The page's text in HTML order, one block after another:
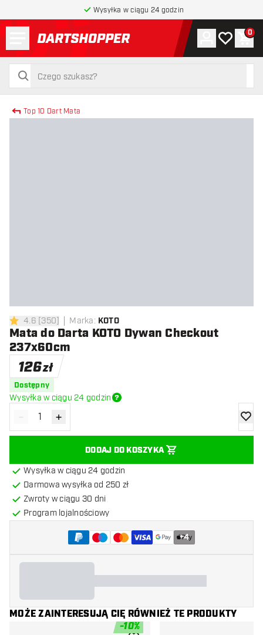
Wysyłka w ciągu 24 godzin
powrót do strony głównej
szukaj
szukaj
Konto
Moja lista
0
Top 10 Dart Mata
4.6 gwiazdki oceny
4.6 [350] Marka: KOTO
Mata do Darta KOTO Dywan Checkout
237x60cm
126zł
Dostępny
Wysyłka w ciągu 24 godzin
Zmniejsz ilość
- Zwiększ ilość
+
DODAJ DO KOSZYKA
Wysyłka w ciągu 24 godzin
Darmowa wysyłka od 250 zł
Zwroty w ciągu 30 dni
Program lojalnościowy
+4
MOŻE ZAINTERESUJĄ CIĘ RÓWNIEŻ TE PRODUKTY
-10%